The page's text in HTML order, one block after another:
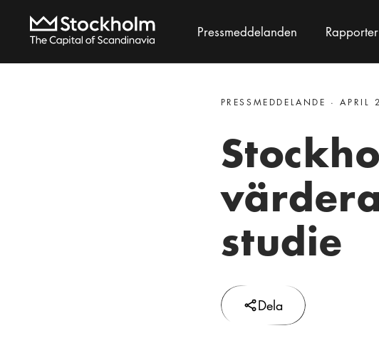
Pressmeddelanden Rapporter
PRESSMEDDELANDE ·
studie
Dela